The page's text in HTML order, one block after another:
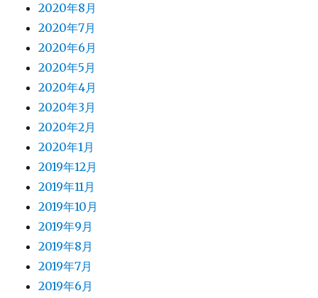
2020年8月
2020年7月
2020年6月
2020年5月
2020年4月
2020年3月
2020年2月
2020年1月
2019年12月
2019年11月
2019年10月
2019年9月
2019年8月
2019年7月
2019年6月